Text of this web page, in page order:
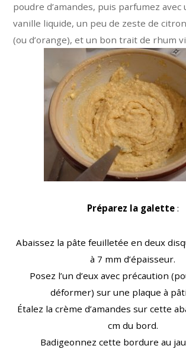
poudre d’amandes, puis parfumez avec
vanille liquide, un peu de zeste de
(ou d’orange), et un bon trait de rhum
Préparez la galette:
Abaissez la pâte feuilletée en deux
à 7 mm d’épaisseur.
Posez l’un d’eux avec précaution
déformer) sur une plaque à
Étalez la crème d’amandes sur cette
cm du bord.
Badigeonnez cette bordure au